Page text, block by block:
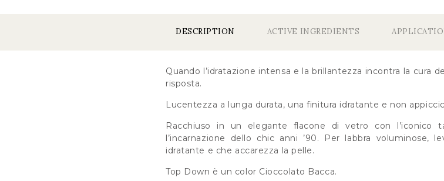
DESCRIPTION ACTIVE INGREDIENTS
Quando l’idratazione intensa e la brillantezza incontra la cura
risposta.
Lucentezza a lunga durata, una finitura idratante e non
Racchiuso in un elegante flacone di vetro con l’iconico
l’incarnazione dello chic anni ’90. Per labbra
idratante e che accarezza la pelle.
Top Down è un color Cioccolato Bacca.